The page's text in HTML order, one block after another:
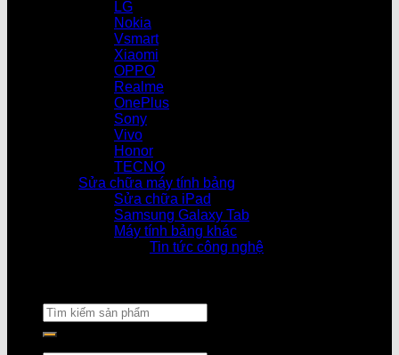
LG
Nokia
Vsmart
Xiaomi
OPPO
Realme
OnePlus
Sony
Vivo
Honor
TECNO
Sửa chữa máy tính bảng
Sửa chữa iPad
Samsung Galaxy Tab
Máy tính bảng khác
Tin tức công nghệ